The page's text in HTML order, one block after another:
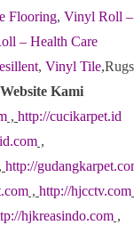
Flooring, Vinyl Roll –
– Health Care
, Vinyl Tile,Rugs
Kami
, http://cucikarpet.id
,
, http://
, http://hjcctv.com
hjkreasindo.com ,